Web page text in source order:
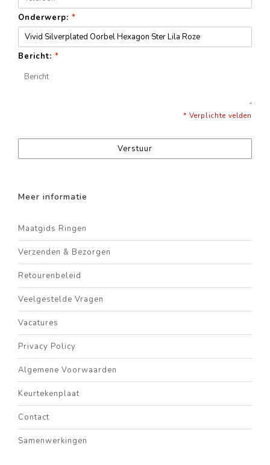
Onderwerp: *
Bericht: *
* Verplichte velden
Verstuur
Meer informatie
Maatgids Ringen
Verzenden & Bezorgen
Retourenbeleid
Veelgestelde Vragen
Vacatures
Privacy Policy
Algemene Voorwaarden
Keurtekenplaat
Contact
Samenwerkingen